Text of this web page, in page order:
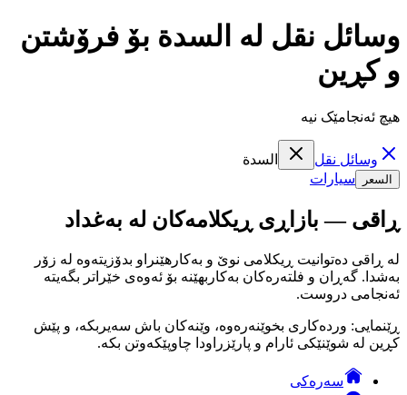
وسائل نقل لە السدة بۆ فرۆشتن
و کڕین
هیچ ئەنجامێک نیە
وسائل نقل السدة
السعر سيارات
ڕاقی — بازاڕی ڕیکلامەکان لە بەغداد
لە ڕاقی دەتوانیت ڕیکلامی نوێ و بەکارهێنراو بدۆزیتەوە لە زۆر
بەشدا. گەڕان و فلتەرەکان بەکاربهێنە بۆ ئەوەی خێراتر بگەیتە
ئەنجامی دروست.
ڕێنمایی: وردەکاری بخوێنەرەوە، وێنەکان باش سەیربکە، و پێش
کڕین لە شوێنێکی ئارام و پارێزراودا چاوپێکەوتن بکە.
سەرەکی